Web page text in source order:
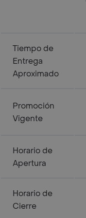
Tiempo de
Entrega
Aproximado
Promoción
Vigente
Horario de
Apertura
Horario de
Cierre